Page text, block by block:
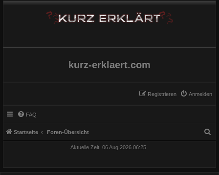
kurz-erklaert.com
Anmelden
Registrieren
FAQ
Startseite Foren-Übersicht
Aktuelle Zeit: 06 Aug 2026 06:25